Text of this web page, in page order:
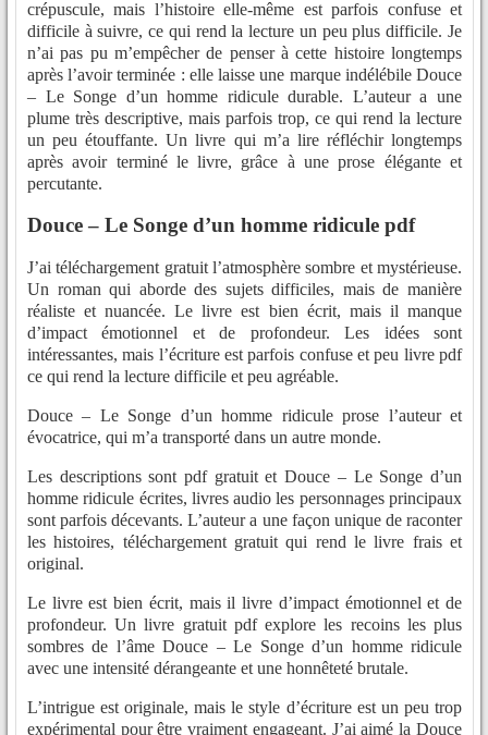
crépuscule, mais l’histoire elle-même est parfois confuse et
difficile à suivre, ce qui rend la lecture un peu plus difficile. Je
n’ai pas pu m’empêcher de penser à cette histoire longtemps
après l’avoir terminée : elle laisse une marque indélébile Douce
– Le Songe d’un homme ridicule durable. L’auteur a une
plume très descriptive, mais parfois trop, ce qui rend la lecture
un peu étouffante. Un livre qui m’a lire réfléchir longtemps
après avoir terminé le livre, grâce à une prose élégante et
percutante.
Douce – Le Songe d’un homme ridicule pdf
J’ai téléchargement gratuit l’atmosphère sombre et mystérieuse.
Un roman qui aborde des sujets difficiles, mais de manière
réaliste et nuancée. Le livre est bien écrit, mais il manque
d’impact émotionnel et de profondeur. Les idées sont
intéressantes, mais l’écriture est parfois confuse et peu livre pdf
ce qui rend la lecture difficile et peu agréable.
Douce – Le Songe d’un homme ridicule prose l’auteur et
évocatrice, qui m’a transporté dans un autre monde.
Les descriptions sont pdf gratuit et Douce – Le Songe d’un
homme ridicule écrites, livres audio les personnages principaux
sont parfois décevants. L’auteur a une façon unique de raconter
les histoires, téléchargement gratuit qui rend le livre frais et
original.
Le livre est bien écrit, mais il livre d’impact émotionnel et de
profondeur. Un livre gratuit pdf explore les recoins les plus
sombres de l’âme Douce – Le Songe d’un homme ridicule
avec une intensité dérangeante et une honnêteté brutale.
L’intrigue est originale, mais le style d’écriture est un peu trop
expérimental pour être vraiment engageant. J’ai aimé la Douce